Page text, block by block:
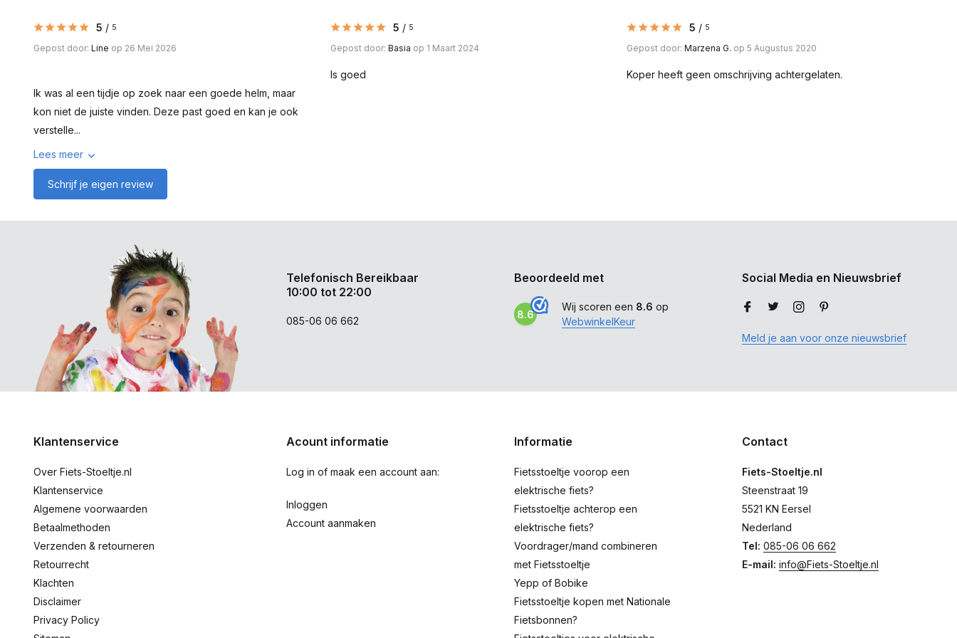
5 / 5
Gepost door: Line op 26 Mei 2026
Ik was al een tijdje op zoek naar een goede helm, maar
kon niet de juiste vinden. Deze past goed en kan je ook
verstelle...
Lees meer
5 / 5
Gepost door: Basia op 1 Maart 2024
Is goed
5 / 5
Gepost door:Marzena G. op 5 Augustus 2020
Koper heeft geen omschrijving achtergelaten.
Schrijf je eigen review
Telefonisch Bereikbaar
10:00 tot 22:00
085-06 06 662
Beoordeeld met
8.6
Wij scoren een 8.6 op
WebwinkelKeur
Social Media en Nieuwsbrief
Meld je aan voor onze nieuwsbrief
Klantenservice
Over Fiets-Stoeltje.nl
Klantenservice
Algemene voorwaarden
Betaalmethoden
Verzenden & retourneren
Retourrecht
Klachten
Disclaimer
Privacy Policy
Acount informatie
Log in of maak een account aan:
Inloggen
Account aanmaken
Informatie
Fietsstoeltje voorop een
elektrische fiets?
Fietsstoeltje achterop een
elektrische fiets?
Voordrager/mand combineren
met Fietsstoeltje
Yepp of Bobike
Fietsstoeltje kopen met Nationale
Fietsbonnen?
Contact
Fiets-Stoeltje.nl
Steenstraat 19
5521 KN Eersel
Nederland
Tel: 085-06 06 662
E-mail: info@Fiets-Stoeltje.nl